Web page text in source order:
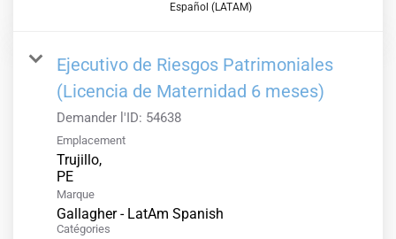
Español (LATAM)
Ejecutivo de Riesgos Patrimoniales
(Licencia de Maternidad 6 meses)
Demander l'ID: 54638
Emplacement
Trujillo,
Marque
Gallagher - LatAm Spanish
Catégories